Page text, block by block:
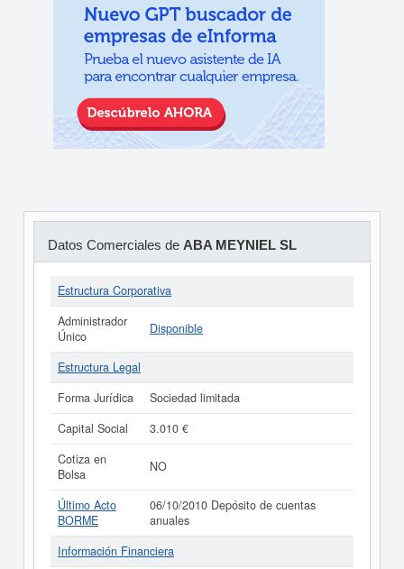
Datos Comerciales de ABA MEYNIEL SL
Estructura Corporativa
Administrador
Único
Disponible
Estructura Legal
Forma Jurídica
Sociedad limitada
Capital Social
3.010 €
Cotiza en
Bolsa
NO
Último Acto
BORME
06/10/2010 Depósito de cuentas
anuales
Información Financiera